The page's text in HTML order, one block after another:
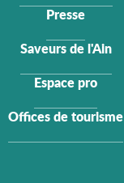
Presse
Saveurs de l'Ain
Espace pro
Offices de tourisme